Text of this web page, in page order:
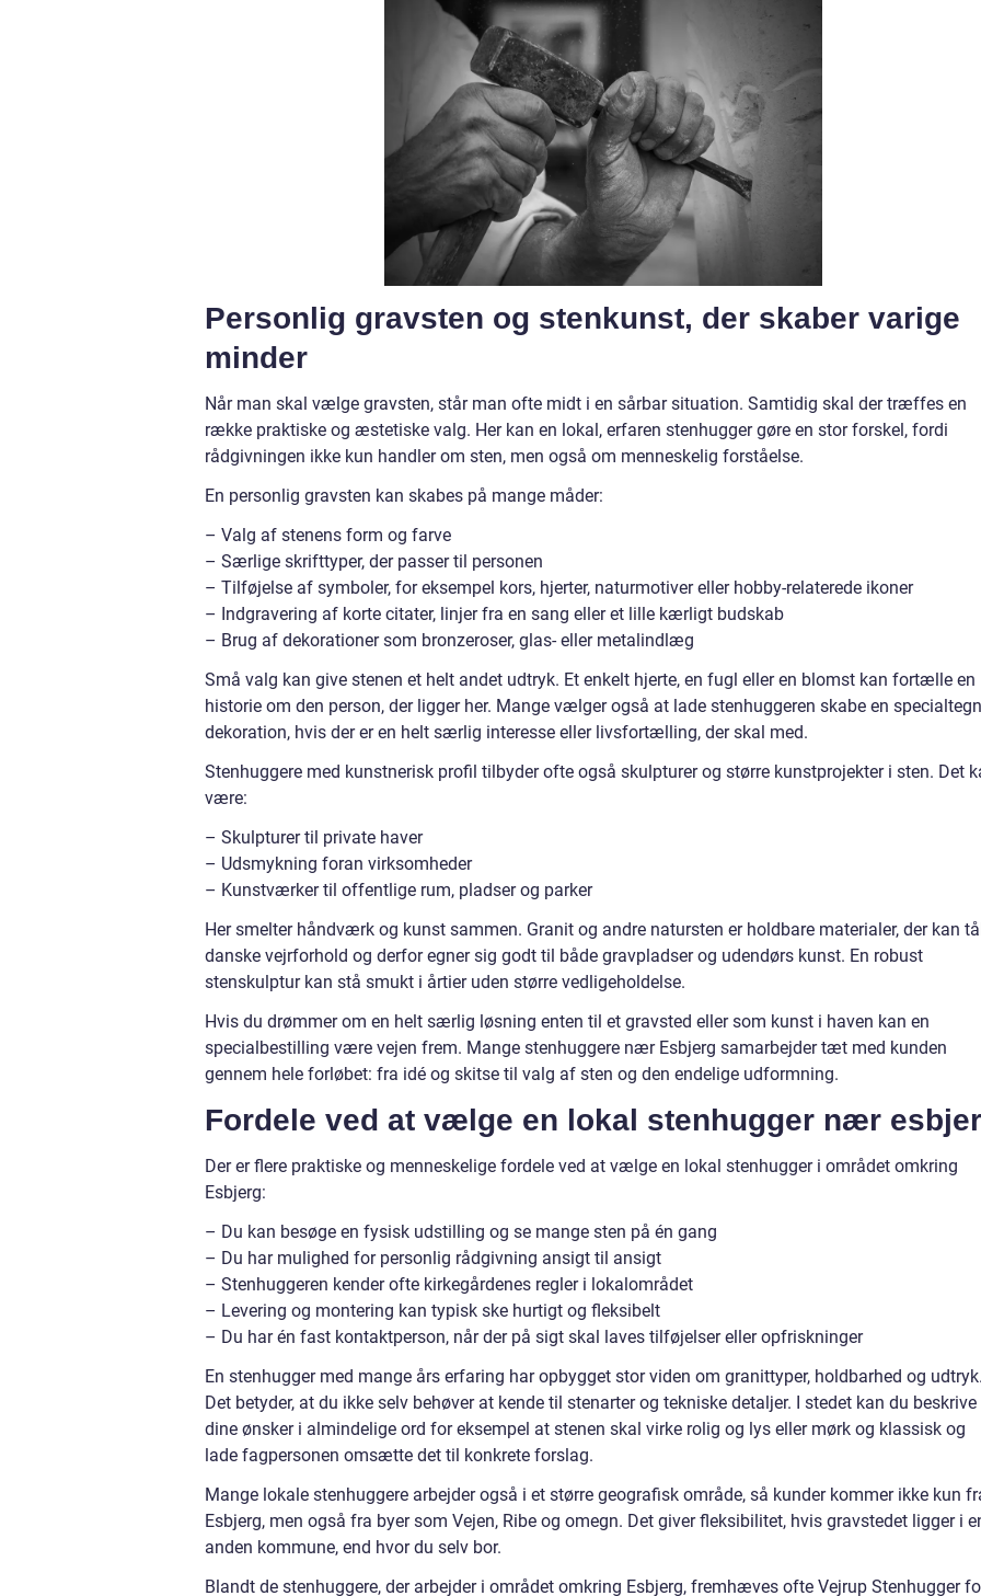
Personlig gravsten og stenkunst, der skaber varige
minder
Når man skal vælge gravsten, står man ofte midt i en sårbar situation. Samtidig skal der træffes en
række praktiske og æstetiske valg. Her kan en lokal, erfaren stenhugger gøre en stor forskel, fordi
rådgivningen ikke kun handler om sten, men også om menneskelig forståelse.
En personlig gravsten kan skabes på mange måder:
– Valg af stenens form og farve
– Særlige skrifttyper, der passer til personen
– Tilføjelse af symboler, for eksempel kors, hjerter, naturmotiver eller hobby-relaterede ikoner
– Indgravering af korte citater, linjer fra en sang eller et lille kærligt budskab
– Brug af dekorationer som bronzeroser, glas- eller metalindlæg
Små valg kan give stenen et helt andet udtryk. Et enkelt hjerte, en fugl eller en blomst kan fortælle en
historie om den person, der ligger her. Mange vælger også at lade stenhuggeren skabe en
dekoration, hvis der er en helt særlig interesse eller livsfortælling, der skal med.
Stenhuggere med kunstnerisk profil tilbyder ofte også skulpturer og større kunstprojekter i sten. Det
være:
– Skulpturer til private haver
– Udsmykning foran virksomheder
– Kunstværker til offentlige rum, pladser og parker
Her smelter håndværk og kunst sammen. Granit og andre natursten er holdbare materialer, der kan
danske vejrforhold og derfor egner sig godt til både gravpladser og udendørs kunst. En robust
stenskulptur kan stå smukt i årtier uden større vedligeholdelse.
Hvis du drømmer om en helt særlig løsning enten til et gravsted eller som kunst i haven kan en
specialbestilling være vejen frem. Mange stenhuggere nær Esbjerg samarbejder tæt med kunden
gennem hele forløbet: fra idé og skitse til valg af sten og den endelige udformning.
Fordele ved at vælge en lokal stenhugger nær
Der er flere praktiske og menneskelige fordele ved at vælge en lokal stenhugger i området omkring
Esbjerg:
– Du kan besøge en fysisk udstilling og se mange sten på én gang
– Du har mulighed for personlig rådgivning ansigt til ansigt
– Stenhuggeren kender ofte kirkegårdenes regler i lokalområdet
– Levering og montering kan typisk ske hurtigt og fleksibelt
– Du har én fast kontaktperson, når der på sigt skal laves tilføjelser eller opfriskninger
En stenhugger med mange års erfaring har opbygget stor viden om granittyper, holdbarhed og udtryk.
Det betyder, at du ikke selv behøver at kende til stenarter og tekniske detaljer. I stedet kan du beskrive
dine ønsker i almindelige ord for eksempel at stenen skal virke rolig og lys eller mørk og klassisk og
lade fagpersonen omsætte det til konkrete forslag.
Mange lokale stenhuggere arbejder også i et større geografisk område, så kunder kommer ikke kun
Esbjerg, men også fra byer som Vejen, Ribe og omegn. Det giver fleksibilitet, hvis gravstedet ligger i
anden kommune, end hvor du selv bor.
Blandt de stenhuggere, der arbejder i området omkring Esbjerg, fremhæves ofte Vejrup Stenhugger